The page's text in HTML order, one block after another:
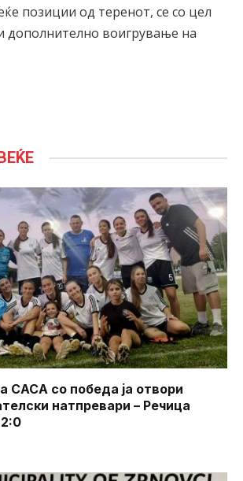
позиции од теренот, се со цел
дополнително воигрување на
со победа ја отвори
натпревари – Речица